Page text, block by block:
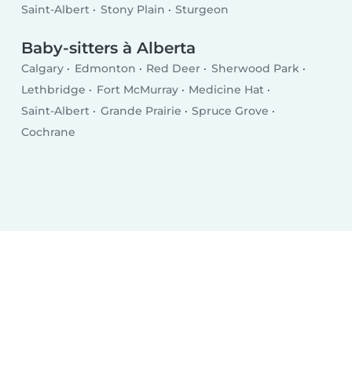
Saint-Albert Stony Plain Sturgeon
Baby-sitters à Alberta
Calgary Edmonton Red Deer
Sherwood Park
Lethbridge
Fort McMurray
Medicine Hat
Saint-Albert
Grande Prairie
Spruce Grove
Cochrane